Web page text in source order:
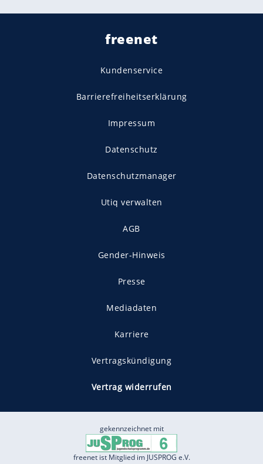
freenet
Kundenservice
Barrierefreiheitserklärung
Impressum
Datenschutz
Datenschutzmanager
Utiq verwalten
AGB
Gender-Hinweis
Presse
Mediadaten
Karriere
Vertragskündigung
Vertrag widerrufen
gekennzeichnet mit
freenet ist Mitglied im JUSPROG e.V.